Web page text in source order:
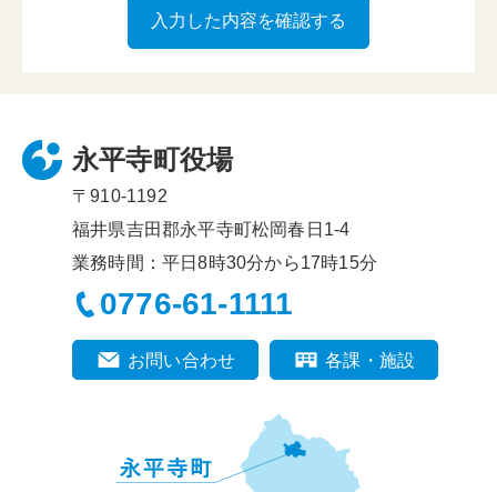
永平寺町役場
〒910-1192
福井県吉田郡永平寺町松岡春日1-4
業務時間：平日8時30分から17時15分
0776-61-1111
お問い合わせ 各課・施設